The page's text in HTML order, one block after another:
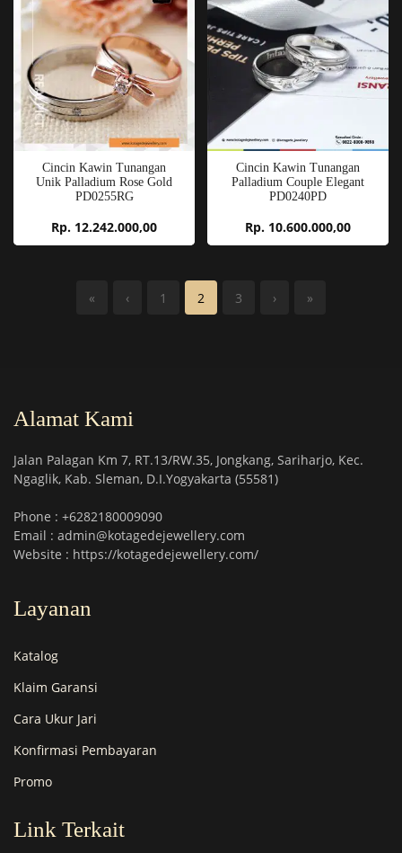
Cincin Kawin Tunangan
Unik Palladium Rose Gold
PD0255RG
Rp. 12.242.000,00
Cincin Kawin Tunangan
Palladium Couple Elegant
PD0240PD
Rp. 10.600.000,00
« ‹ 1 2 3 › »
Alamat Kami
Jalan Palagan Km 7, RT.13/RW.35, Jongkang, Sariharjo, Kec.
Ngaglik, Kab. Sleman, D.I.Yogyakarta (55581)
Phone : +6282180009090
Email : admin@kotagedejewellery.com
Website : https://kotagedejewellery.com/
Layanan
Katalog
Klaim Garansi
Cara Ukur Jari
Konfirmasi Pembayaran
Promo
Link Terkait